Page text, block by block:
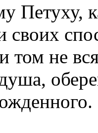
Петуху,
своих
том не